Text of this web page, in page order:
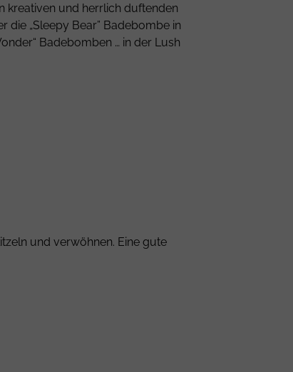
kreativen und herrlich duftenden
die „Sleepy Bear” Badebombe in
Badebomben … in der Lush
und verwöhnen. Eine gute